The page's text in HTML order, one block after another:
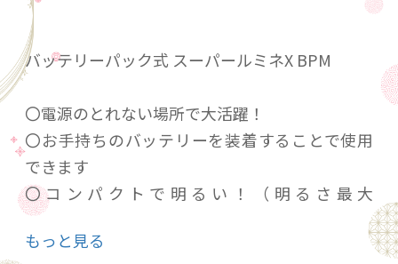
バッテリーパック式 スーパールミネX BPM
〇電源のとれない場所で大活躍！
〇お手持ちのバッテリーを装着することで使用
できます
〇コンパクトで明るい！（明るさ最大
3,000LM）
〇強力マグネット付クリップでしっかり装着
もっと見る